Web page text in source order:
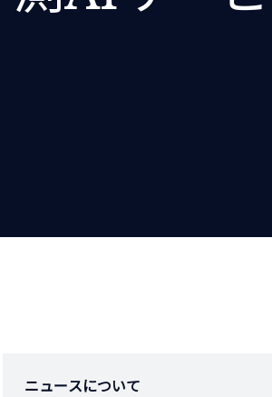
ニュースについて